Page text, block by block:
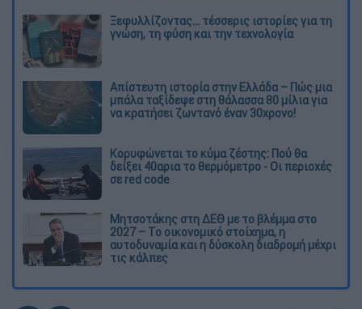
Ξεφυλλίζοντας... τέσσερις ιστορίες για τη
γνώση, τη φύση και την τεχνολογία
Απίστευτη ιστορία στην Ελλάδα – Πώς μια
μπάλα ταξίδεψε στη θάλασσα 80 μίλια για
να κρατήσει ζωντανό έναν 30χρονο!
Κορυφώνεται το κύμα ζέστης: Πού θα
δείξει 40αρια το θερμόμετρο - Οι περιοχές
σε red code
Μητσοτάκης στη ΔΕΘ με το βλέμμα στο
2027 – Το οικονομικό στοίχημα, η
αυτοδυναμία και η δύσκολη διαδρομή μέχρι
τις κάλπες